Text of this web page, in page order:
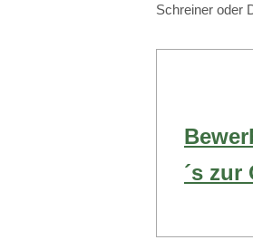
Schreiner oder
´s zur